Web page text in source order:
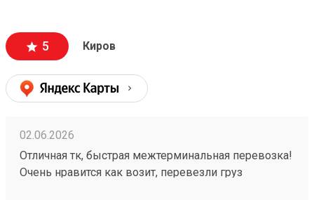
5 Киров
02.06.2026
Отличная тк, быстрая межтерминальная перевозка!
Очень нравится как возит, перевезли груз